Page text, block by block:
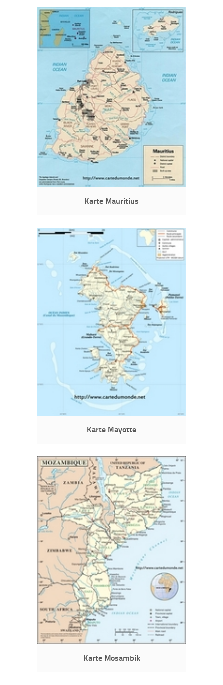
Karte Mauritius
Karte Mayotte
Karte Mosambik